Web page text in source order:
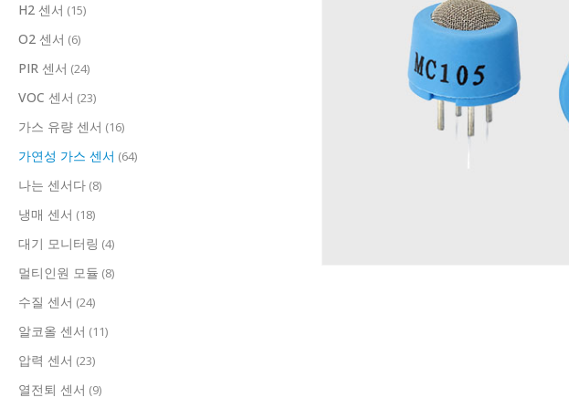
H2 센서 (15)
O2 센서 (6)
PIR 센서 (24)
VOC 센서 (23)
가스 유량 센서 (16)
가연성 가스 센서 (64)
나는 센서다 (8)
냉매 센서 (18)
대기 모니터링 (4)
멀티인원 모듈 (8)
수질 센서 (24)
알코올 센서 (11)
압력 센서 (23)
열전퇴 센서 (9)